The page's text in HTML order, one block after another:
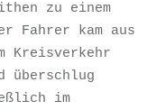
zu einem
Fahrer kam aus
Kreisverkehr
überschlug
im